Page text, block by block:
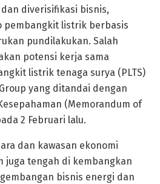
diverisifikasi bisnis,
pembangkit listrik berbasis
pundilakukan. Salah
potensi kerja sama
listrik tenaga surya (PLTS)
yang ditandai dengan
(Memorandum of
2 Februari lalu.
dan kawasan ekonomi
juga tengah di kembangkan
bisnis energi dan